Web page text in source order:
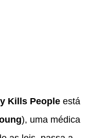
Kills People está
), uma médica